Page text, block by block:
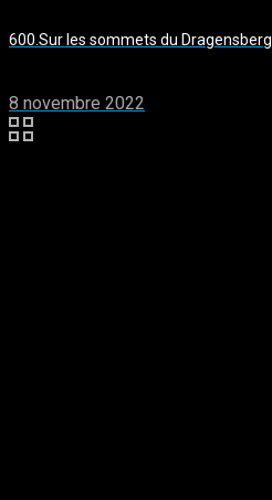
600.Sur les sommets du Dragensberg
8 novembre 2022